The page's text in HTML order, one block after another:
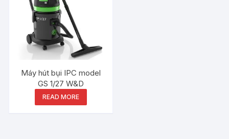
Máy hút bụi IPC model
GS 1/27 W&D
READ MORE